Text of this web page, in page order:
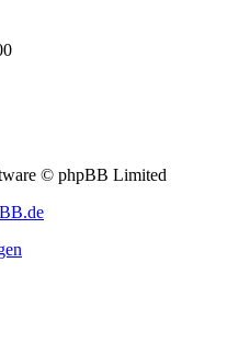
© phpBB Limited